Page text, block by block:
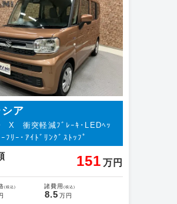
ア
X 衝突軽減ﾌﾞﾚｰｷ･LEDﾍｯ
ﾌﾘｰ･ｱｲﾄﾞﾘﾝｸﾞｽﾄｯﾌﾟ
151 万円
(税込) 諸費用 (税込)
8.5 万円